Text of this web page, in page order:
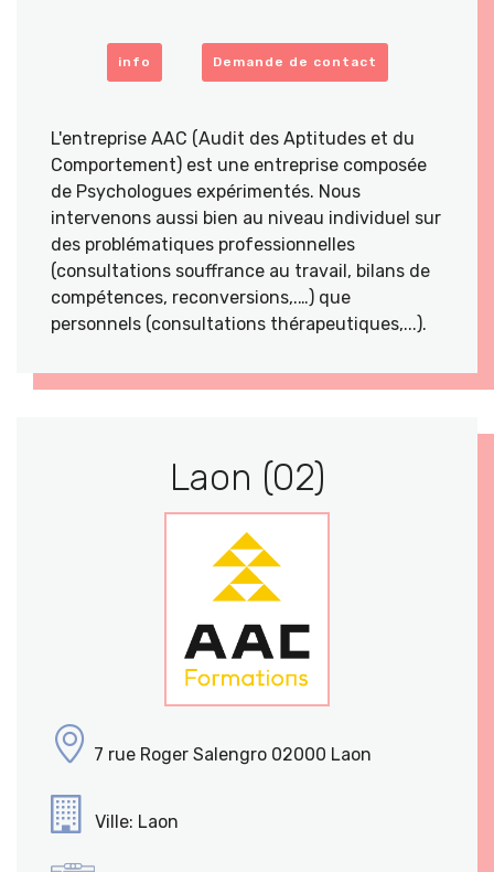
info Demande de contact
L'entreprise AAC (Audit des Aptitudes et du
Comportement) est une entreprise composée
de Psychologues expérimentés. Nous
intervenons aussi bien au niveau individuel sur
des problématiques professionnelles
(consultations souffrance au travail, bilans de
compétences, reconversions,.…) que
personnels (consultations thérapeutiques,...).
Laon (02)
7 rue Roger Salengro 02000 Laon
Ville: Laon